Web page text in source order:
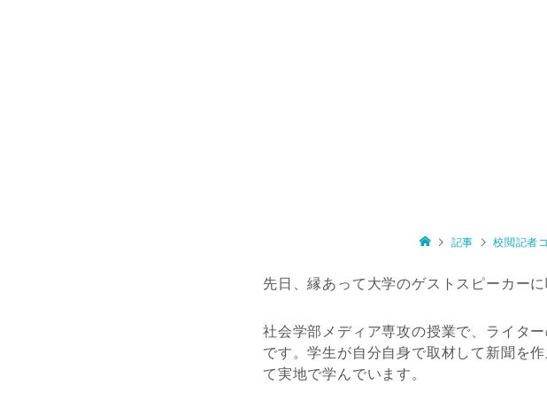
記事 校閲記者
先日、縁あって大学のゲストスピーカーに
社会学部メディア専攻の授業で、ライタ
です。学生が自分自身で取材して新聞を
て実地で学んでいます。